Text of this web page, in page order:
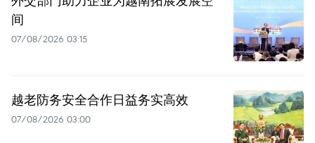
间
07/08/2026 03:15
越老防务安全合作日益务实高效
07/08/2026 03:00